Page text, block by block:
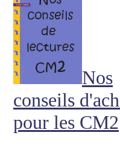
Nos
conseils
pour les CM2